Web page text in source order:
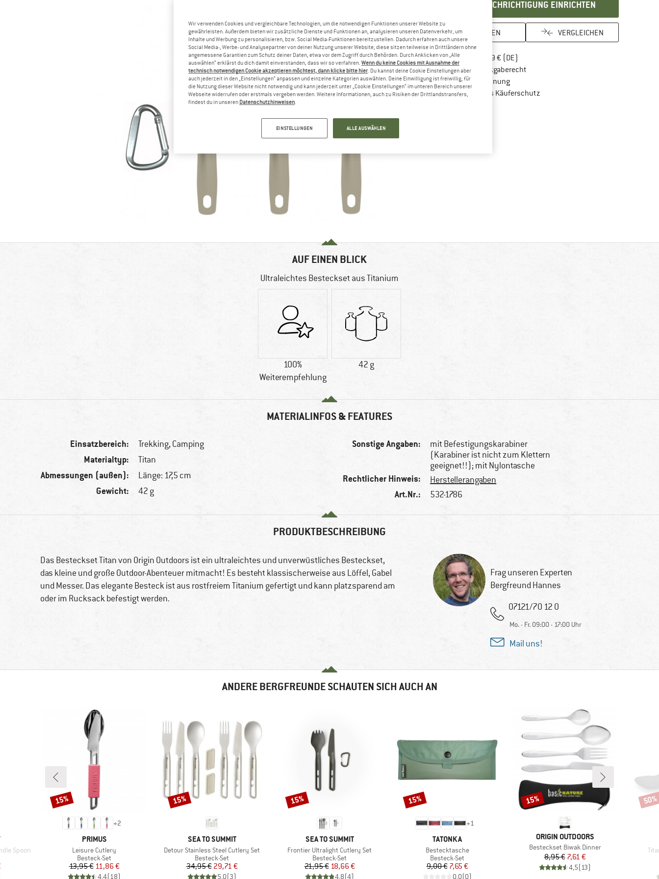
BENACHRICHTIGUNG EINRICHTEN
MERKEN VERGLEICHEN
Portofrei ab 69 € (DE)
100 Tage RückgaberechtGehe hier zu den Rückgabe-Richtlinien
Kauf auf RechnungFinde die Zahlungs-Infos hier! Öffnet sich in
Trusted Shops KäuferschutzFinde alle Infos hier!
AUF EINEN BLICK
Ultraleichtes Besteckset aus Titanium
100%
Weiterempfehlung
42 g
MATERIALINFOS & FEATURES
Einsatzbereich: Trekking, Camping
Materialtyp: Titan
Abmessungen (außen): Länge: 17,5 cm
Gewicht: 42 g
Sonstige Angaben:
mit Befestigungskarabiner
(Karabiner ist nicht zum Klettern
geeignet!!); mit Nylontasche
Rechtlicher Hinweis: Herstellerangaben
Art.Nr.: 532-1786
PRODUKTBESCHREIBUNG
Das Besteckset Titan von Origin Outdoors ist ein ultraleichtes und unverwüstliches Besteckset,
das kleine und große Outdoor-Abenteuer mitmacht! Es besteht klassischerweise aus Löffel, Gabel
und Messer. Das elegante Besteck ist aus rostfreiem Titanium gefertigt und kann platzsparend am
oder im Rucksack befestigt werden.
Frag unseren Experten
Bergfreund Hannes
07121/70 12 0
Mo. - Fr. 09:00 - 17:00 Uhr
Mail uns!
ANDERE BERGFREUNDE SCHAUTEN SICH AUCH AN
Spoon
Preis
+2
MARKE
PRIMUS
Artikel
Leisure Cutlery
Produktgruppe
Besteck-Set
Preis
13,95 €reduzierter Preis
11,86 €
4,4(18)
Rabatt
15%
MARKE
SEA TO SUMMIT
Artikel
Detour Stainless Steel Cutlery Set
Produktgruppe
Besteck-Set
Preis
34,95 €reduzierter Preis
29,71 €
5,0(3)
Rabatt
15%
MARKE
SEA TO SUMMIT
Artikel
Frontier Ultralight Cutlery Set
Produktgruppe
Besteck-Set
Preis
21,95 €reduzierter Preis
18,66 €
4,8(4)
Rabatt
15%
+1
MARKE
TATONKA
Artikel
Bestecktasche
Produktgruppe
Besteck-Set
Preis
9,00 €reduzierter Preis
7,65 €
0,0(0)
Rabatt
15%
MARKE
ORIGIN OUTDOORS
Artikel
Besteckset Biwak Dinner
Preis
8,95 €reduzierter Preis
7,61 €
4,5(13)
Rabatt
15% 50%
Wir verwenden Cookies und vergleichbare Technologien, um die notwendigen Funktionen unserer Website zu
gewährleisten. Außerdem bieten wir zusätzliche Dienste und Funktionen an, analysieren unseren Datenverkehr, um
Inhalte und Werbung zu personalisieren, bzw. Social Media-Funktionen bereitzustellen. Dadurch erfahren auch unsere
Social Media-, Werbe- und Analysepartner von deiner Nutzung unserer Website; diese sitzen teilweise in Drittländern ohne
angemessene Garantien zum Schutz deiner Daten, etwa vor dem Zugriff durch Behörden. Durch Anklicken von „Alle
auswählen“ erklärst du dich damit einverstanden, dass wir so verfahren. Wenn du keine Cookies mit Ausnahme der
technisch notwendigen Cookie akzeptieren möchtest, dann klicke bitte hier. Du kannst deine Cookie Einstellungen aber
auch jederzeit in den „Einstellungen“ anpassen und einzelne Kategorien auswählen. Deine Einwilligung ist freiwillig, für
die Nutzung dieser Website nicht notwendig und kann jederzeit unter „Cookie Einstellungen“ im unteren Bereich unserer
Webseite widerrufen oder erstmals vergeben werden. Weitere Informationen, auch zu Risiken der Drittlandstransfers,
findest du in unseren Datenschutzhinweisen.
EINSTELLUNGEN ALLE AUSWÄHLEN